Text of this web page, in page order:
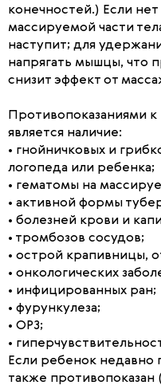
конечностей.) Если
массируемой части
наступит; для
напрягать мышцы, что
снизит эффект от
Противопоказаниями
является наличие:
• гнойничковых и
логопеда или ребенка;
• гематомы на
• активной формы
• болезней крови и
• тромбозов сосудов;
• острой крапивницы,
• онкологических
• инфицированных ран;
• фурункулеза;
• ОРЗ;
•
Если ребенок недавно
также противопоказан